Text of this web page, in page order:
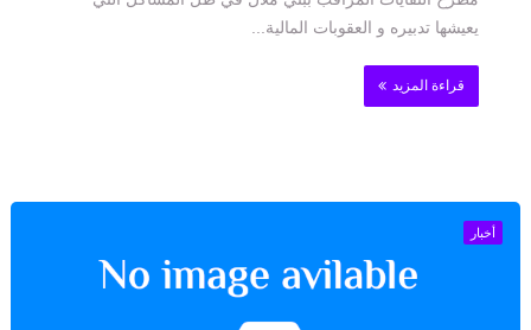
يعيشها تدبيره و العقوبات المالية...
قراءة المزيد
أخبار